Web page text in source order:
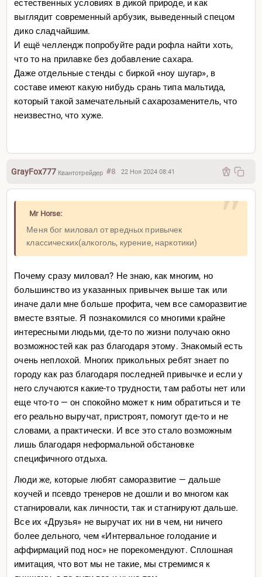
естественных условиях в дикой природе, и как
выглядит современный арбузик, выведенный спецом
дико сладчайшим.
И ещё челлендж попробуйте ради рофла найти хоть,
что то на прилавке без добавление сахара.
Даже отдельные стенды с биркой «ноу шугар», в
составе имеют какую нибудь срань типа мальтида,
который такой замечательный сахарозаменитель, что
неизвестно, что хуже.
GrayFox777 Квантотрейдер #8 22 Ноя 2024 08:41
Mr Horse:
Меня бог миловал от вредных привычек
классических(алкоголь, курение, наркотики)
Почему сразу миловал? Не знаю, как многим, но
большинство из указанных привычек выше так или
иначе дали мне больше профита, чем все саморазвитие
вместе взятые. Я познакомился со многими крайне
интересными людьми, где-то по жизни получаю окно
возможностей как раз благодаря этому. Знакомый есть
очень неплохой. Многих прикольных ребят знает по
городу как раз благодаря последней привычке и если у
него случаются какие-то трудности, там работы нет или
еще что-то — он спокойно может к ним обратиться и те
его реально выручат, пристроят, помогут где-то и не
словами, а практически. И все это стало возможным
лишь благодаря неформальной обстановке
специфичного отдыха.
Люди же, которые любят саморазвитие — дальше
коучей и псевдо тренеров не дошли и во многом как
стагнировали, как личности, так и стагнируют дальше.
Все их «Друзья» не выручат их ни в чем, ни ничего
более дельного, чем «Интервальное голодание и
аффирмаций под нос» не порекомендуют. Сплошная
имитация, что вот мы не такие, мы стремимся к